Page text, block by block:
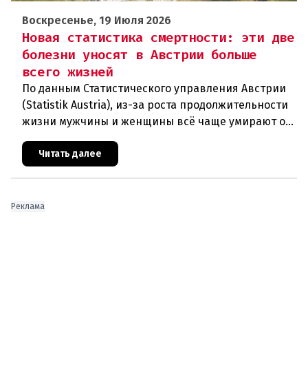
Воскресенье, 19 Июля 2026
Новая статистика смертности: эти две
болезни уносят в Австрии больше
всего жизней
По данным Статистического управления Австрии
(Statistik Austria), из-за роста продолжительности
жизни мужчины и женщины всё чаще умирают от
Австрии скончались
Читать далее
Реклама